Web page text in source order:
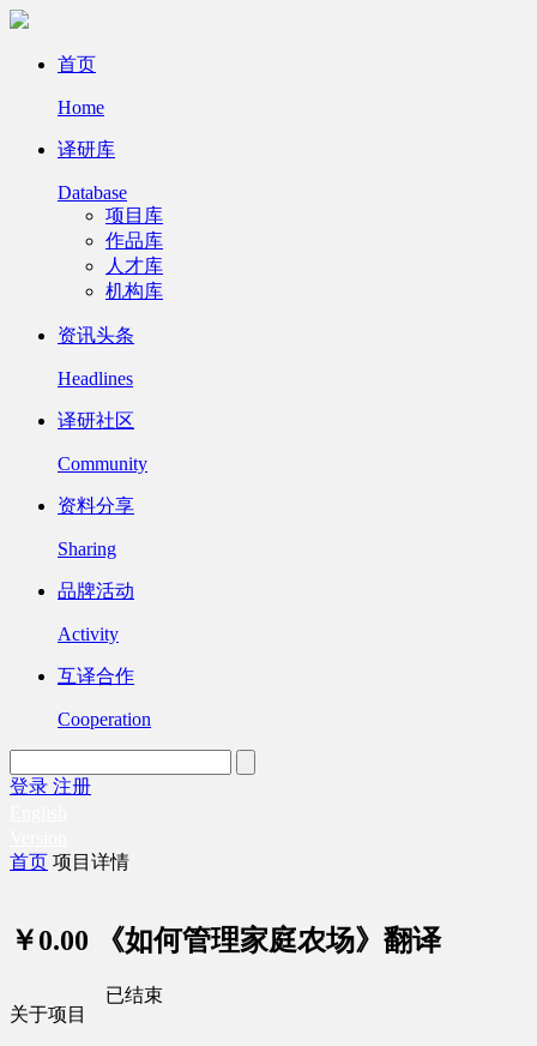
首页
Home
译研库
Database
项目库
作品库
人才库
机构库
资讯头条
Headlines
译研社区
Community
资料分享
Sharing
品牌活动
Activity
互译合作
Cooperation
登录 注册
首页 项目详情
￥0.00 《如何管理家庭农场》翻译
关于项目
已结束